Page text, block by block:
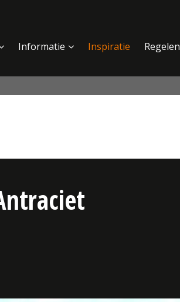
Informatie Inspiratie Regelen